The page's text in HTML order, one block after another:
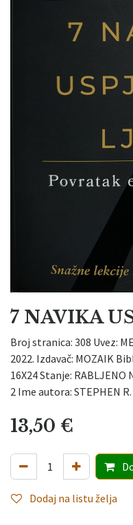
7 NAVIKA
Broj stranica: 308 Uvez:
2022. Izdavač: MOZAIK
16X24 Stanje:
2 Ime autora: STEPHEN R.
13,50 €
Dodaj na listu želja